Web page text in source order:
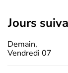
jours
Demain,
Vendredi 07